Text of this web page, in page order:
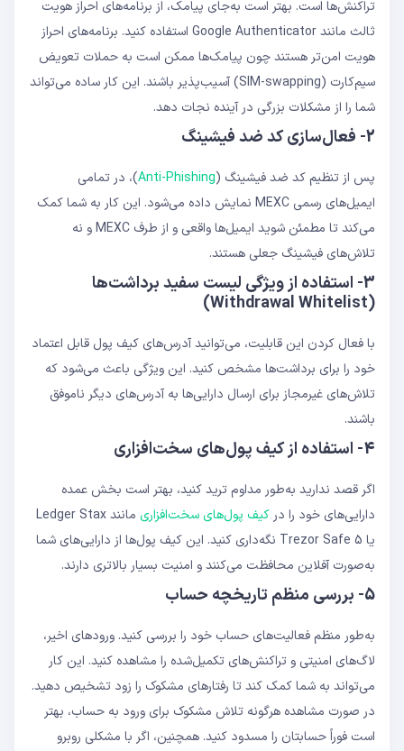
تراکنش‌ها است. بهتر است به‌جای پیامک، از برنامه‌های احراز هویت
ثالث مانند Google Authenticator استفاده کنید. برنامه‌های احراز
هویت امن‌تر هستند چون پیامک‌ها ممکن است به حملات تعویض
سیم‌کارت (SIM-swapping) آسیب‌پذیر باشند. این کار ساده می‌تواند
شما را از مشکلات بزرگی در آینده نجات دهد.
2- فعال‌سازی کد ضد فیشینگ
پس از تنظیم کد ضد فیشینگ (Anti-Phishing)، در تمامی
ایمیل‌های رسمی MEXC نمایش داده می‌شود. این کار به شما کمک
می‌کند تا مطمئن شوید ایمیل‌ها واقعی و از طرف MEXC و نه
تلاش‌های فیشینگ جعلی هستند.
3- استفاده از ویژگی لیست سفید برداشت‌ها
(Withdrawal Whitelist)
با فعال کردن این قابلیت، می‌توانید آدرس‌های کیف پول قابل اعتماد
خود را برای برداشت‌ها مشخص کنید. این ویژگی باعث می‌شود که
تلاش‌های غیرمجاز برای ارسال دارایی‌ها به آدرس‌های دیگر ناموفق
باشند.
4- استفاده از کیف پول‌های سخت‌افزاری
اگر قصد ندارید به‌طور مداوم ترید کنید، بهتر است بخش عمده
دارایی‌های خود را در کیف پول‌های سخت‌افزاری
مانند Ledger Stax
یا Trezor Safe 5 نگه‌داری کنید. این کیف پول‌ها از دارایی‌های شما
به‌صورت آفلاین محافظت می‌کنند و امنیت بسیار بالاتری دارند.
5- بررسی منظم تاریخچه حساب
به‌طور منظم فعالیت‌های حساب خود را بررسی کنید. ورودهای اخیر،
لاگ‌های امنیتی و تراکنش‌های تکمیل‌شده را مشاهده کنید. این کار
می‌تواند به شما کمک کند تا رفتارهای مشکوک را زود تشخیص دهید.
در صورت مشاهده هرگونه تلاش مشکوک برای ورود به حساب، بهتر
است فوراً حسابتان را مسدود کنید. همچنین، اگر با مشکلی روبرو